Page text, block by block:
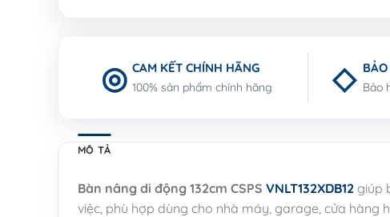
CAM KẾT CHÍNH HÃNG
100% sản phẩm chính hãng Bảo
MÔ TẢ
Bàn nâng di động 132cm CSPS VNLT132XDB12 giúp
việc, phù hợp dùng cho nhà máy, garage, cửa hàng